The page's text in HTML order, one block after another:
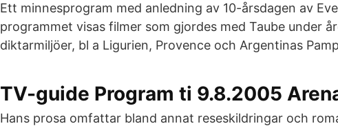
Ett minnesprogram med anledning av 10-årsdagen av
programmet visas filmer som gjordes med Taube under
diktarmiljöer, bl a Ligurien, Provence och Argentinas
TV-guide Program ti 9.8.2005
Hans prosa omfattar bland annat reseskildringar och